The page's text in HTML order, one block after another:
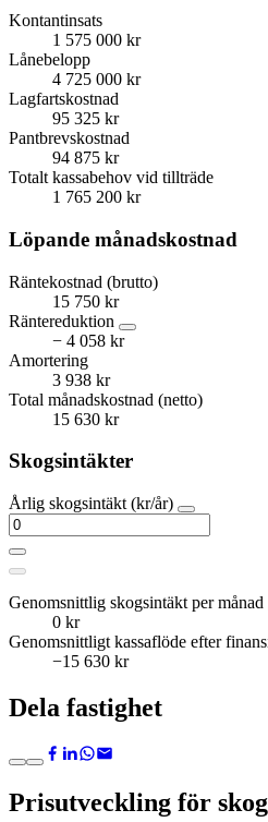
Kontantinsats
1 575 000 kr
Lånebelopp
4 725 000 kr
Lagfartskostnad
95 325 kr
Pantbrevskostnad
94 875 kr
Totalt kassabehov vid tillträde
1 765 200 kr
Löpande månadskostnad
Räntekostnad (brutto)
15 750 kr
Räntereduktion
− 4 058 kr
Amortering
3 938 kr
Total månadskostnad (netto)
15 630 kr
Skogsintäkter
Årlig skogsintäkt (kr/år)
Genomsnittlig skogsintäkt per månad
0 kr
Genomsnittligt kassaflöde efter
−15 630 kr
Dela fastighet
Prisutveckling för